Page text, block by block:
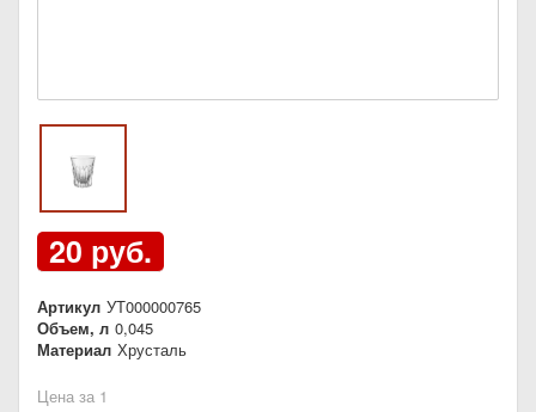
20 руб.
Артикул УТ000000765
Объем, л 0,045
Материал Хрусталь
Цена за 1